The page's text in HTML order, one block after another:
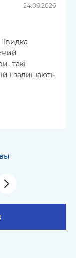
24.06.2026
Швидка
такі
і залишають